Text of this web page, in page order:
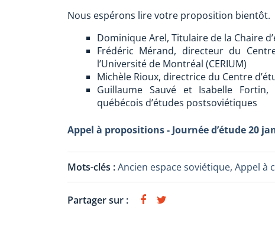
Nous espérons lire votre proposition bientôt.
Dominique Arel, Titulaire de la Chaire
Frédéric Mérand, directeur du
l’Université de Montréal (CERIUM)
Michèle Rioux, directrice du Centre
Guillaume Sauvé et Isabelle
québécois d’études postsoviétiques
Appel à propositions - Journée d’étude 20
Mots-clés :Ancien espace soviétique, Appel à
Partager sur :